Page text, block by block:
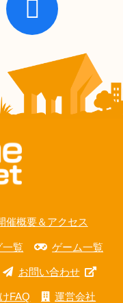
催概要＆アクセス
一覧 ゲーム一覧
お問い合わせ
FAQ 運営会社